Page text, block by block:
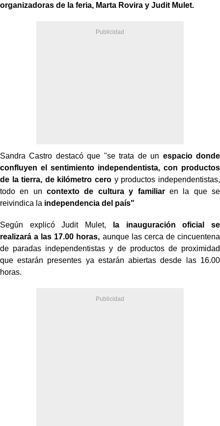
organizadoras de la feria, Marta Rovira y Judit Mulet.
Sandra Castro destacó que "se trata de un espacio donde
confluyen el sentimiento independentista, con productos
de la tierra, de kilómetro cero y productos independentistas,
todo en un contexto de cultura y familiaren la que se
reivindica la independencia del país"
Según explicó Judit Mulet, la inauguración oficial se
realizará a las 17.00 horas, aunque las cerca de cincuentena
de paradas independentistas y de productos de proximidad
que estarán presentes ya estarán abiertas desde las 16.00
horas.